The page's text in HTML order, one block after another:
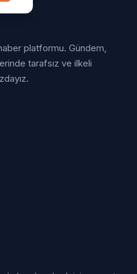
platformu. Gündem,
tarafsız ve ilkeli